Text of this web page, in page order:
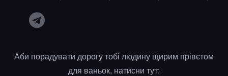
Аби порадувати дорогу тобі людину щирим прівєтом
для ваньок, натисни тут: